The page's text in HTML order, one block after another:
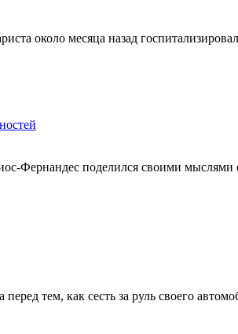
около месяца назад
Фернандес поделился своими мыслями
тем, как сесть за руль своего